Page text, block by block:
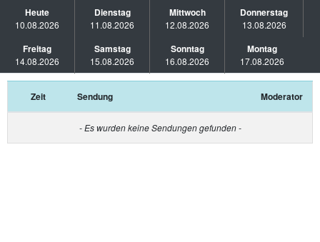
Heute
10.08.2026
Dienstag
11.08.2026
Mittwoch
12.08.2026
Donnerstag
13.08.2026
Freitag
14.08.2026
Samstag
15.08.2026
Sonntag
16.08.2026
Montag
17.08.2026
Zeit Sendung Moderator
- Es wurden keine Sendungen gefunden -